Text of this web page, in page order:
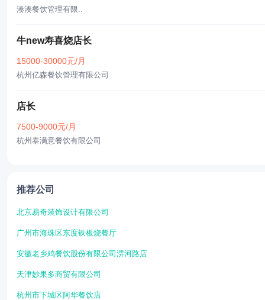
湊湊餐饮管理有限..
牛new寿喜烧店长
15000-30000元/月
杭州亿森餐饮管理有限公司
店长
7500-9000元/月
杭州泰满意餐饮有限公司
推荐公司
北京易奇装饰设计有限公司
广州市海珠区东度铁板烧餐厅
安徽老乡鸡餐饮股份有限公司淠河路店
天津妙果多商贸有限公司
杭州市下城区阿华餐饮店